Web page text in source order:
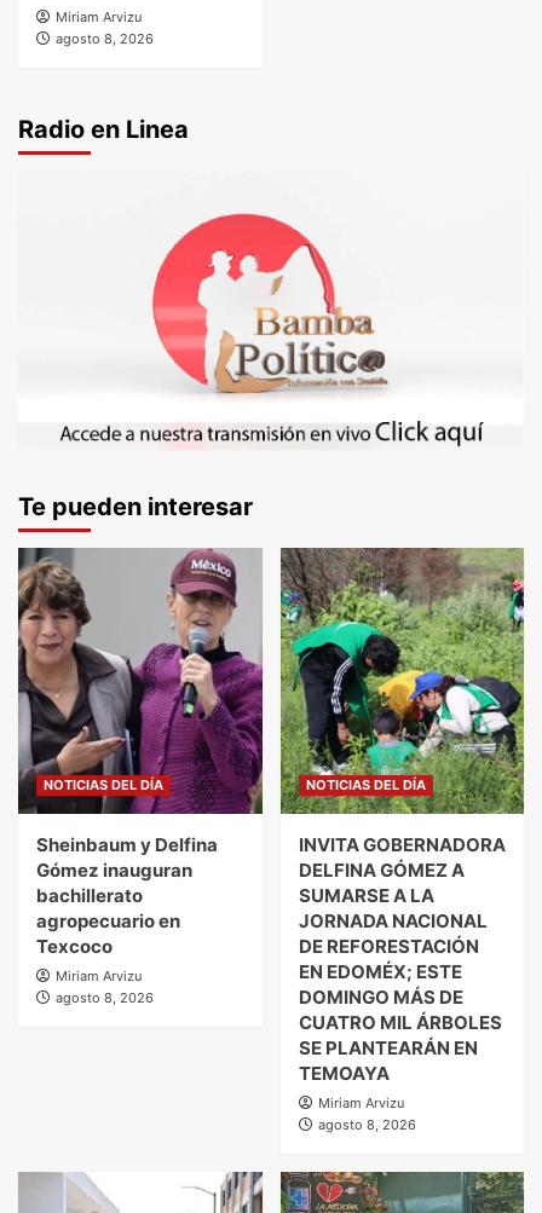
Miriam Arvizu
agosto 8, 2026
Radio en Linea
Te pueden interesar
NOTICIAS DEL DÍA
Sheinbaum y Delfina
Gómez inauguran
bachillerato
agropecuario en
Texcoco
Miriam Arvizu
agosto 8, 2026
NOTICIAS DEL DÍA
INVITA GOBERNADORA
DELFINA GÓMEZ A
SUMARSE A LA
JORNADA NACIONAL
DE REFORESTACIÓN
EN EDOMÉX; ESTE
DOMINGO MÁS DE
CUATRO MIL ÁRBOLES
SE PLANTEARÁN EN
TEMOAYA
Miriam Arvizu
agosto 8, 2026